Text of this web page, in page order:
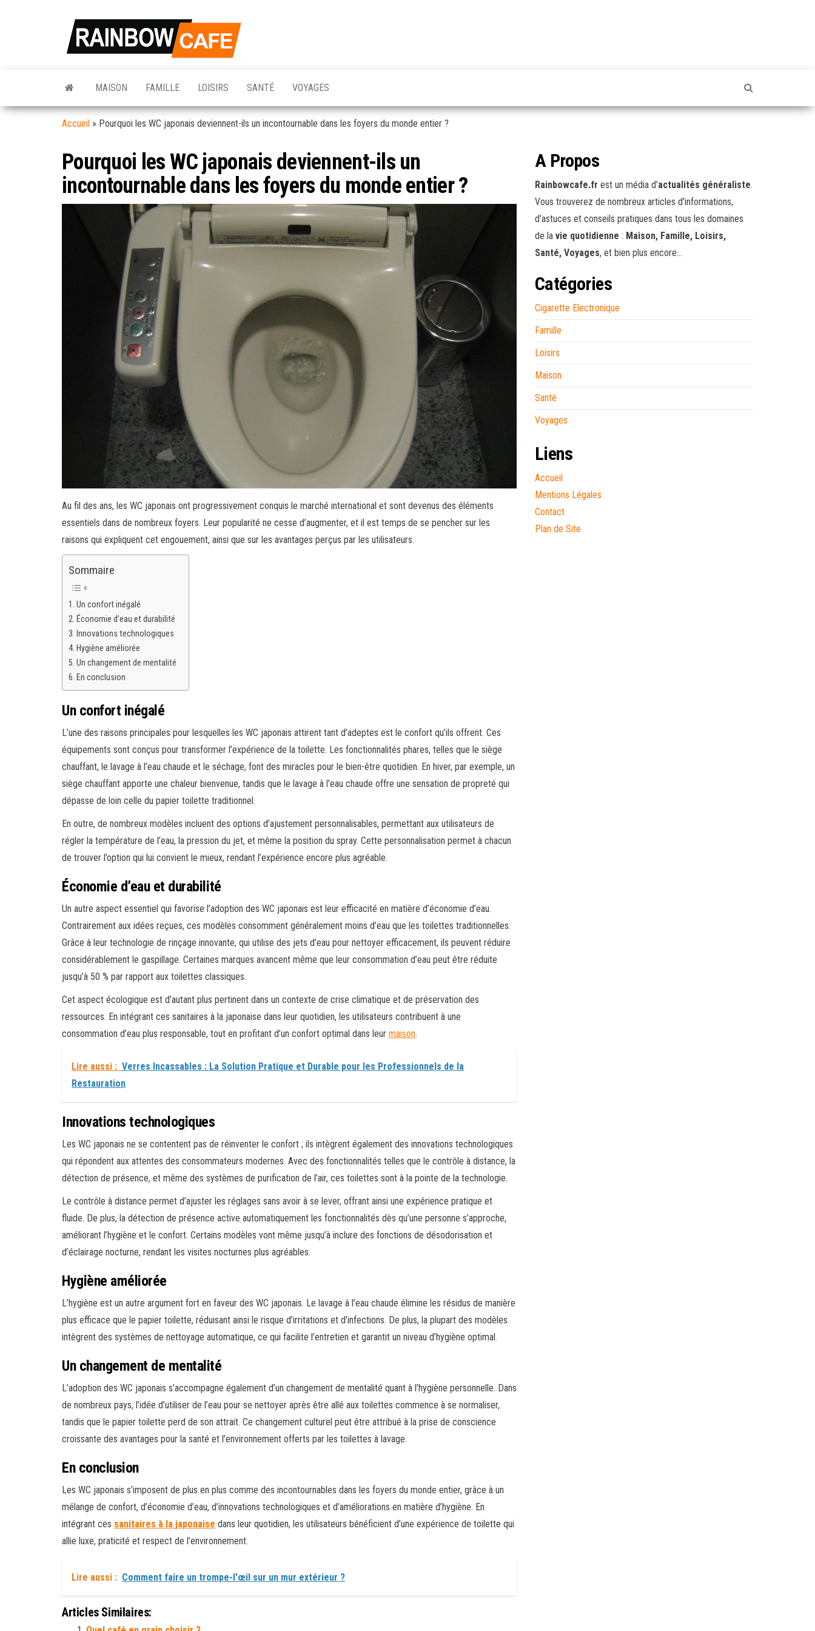
MAISON FAMILLE LOISIRS SANTÉ VOYAGES
Accueil » Pourquoi les WC japonais deviennent-ils un incontournable dans les foyers du monde entier ?
Pourquoi les WC japonais deviennent-ils un
incontournable dans les foyers du monde entier ?
Au fil des ans, les WC japonais ont progressivement conquis le marché international et sont devenus des éléments
essentiels dans de nombreux foyers. Leur popularité ne cesse d’augmenter, et il est temps de se pencher sur les
raisons qui expliquent cet engouement, ainsi que sur les avantages perçus par les utilisateurs.
Sommaire
Un confort inégalé
Économie d’eau et durabilité
Innovations technologiques
Hygiène améliorée
Un changement de mentalité
En conclusion
Un confort inégalé
L’une des raisons principales pour lesquelles les WC japonais attirent tant d’adeptes est le confort qu’ils offrent. Ces
équipements sont conçus pour transformer l’expérience de la toilette. Les fonctionnalités phares, telles que le siège
chauffant, le lavage à l’eau chaude et le séchage, font des miracles pour le bien-être quotidien. En hiver, par exemple, un
siège chauffant apporte une chaleur bienvenue, tandis que le lavage à l’eau chaude offre une sensation de propreté qui
dépasse de loin celle du papier toilette traditionnel.
En outre, de nombreux modèles incluent des options d’ajustement personnalisables, permettant aux utilisateurs de
régler la température de l’eau, la pression du jet, et même la position du spray. Cette personnalisation permet à chacun
de trouver l’option qui lui convient le mieux, rendant l’expérience encore plus agréable.
Économie d’eau et durabilité
Un autre aspect essentiel qui favorise l’adoption des WC japonais est leur efficacité en matière d’économie d’eau.
Contrairement aux idées reçues, ces modèles consomment généralement moins d’eau que les toilettes traditionnelles.
Grâce à leur technologie de rinçage innovante, qui utilise des jets d’eau pour nettoyer efficacement, ils peuvent réduire
considérablement le gaspillage. Certaines marques avancent même que leur consommation d’eau peut être réduite
jusqu’à 50 % par rapport aux toilettes classiques.
Cet aspect écologique est d’autant plus pertinent dans un contexte de crise climatique et de préservation des
ressources. En intégrant ces sanitaires à la japonaise dans leur quotidien, les utilisateurs contribuent à une
consommation d’eau plus responsable, tout en profitant d’un confort optimal dans leur maison.
Lire aussi : Verres Incassables : La Solution Pratique et Durable pour les Professionnels de la
Restauration
Innovations technologiques
Les WC japonais ne se contentent pas de réinventer le confort ; ils intègrent également des innovations technologiques
qui répondent aux attentes des consommateurs modernes. Avec des fonctionnalités telles que le contrôle à distance, la
détection de présence, et même des systèmes de purification de l’air, ces toilettes sont à la pointe de la technologie.
Le contrôle à distance permet d’ajuster les réglages sans avoir à se lever, offrant ainsi une expérience pratique et
fluide. De plus, la détection de présence active automatiquement les fonctionnalités dès qu’une personne s’approche,
améliorant l’hygiène et le confort. Certains modèles vont même jusqu’à inclure des fonctions de désodorisation et
d’éclairage nocturne, rendant les visites nocturnes plus agréables.
Hygiène améliorée
L’hygiène est un autre argument fort en faveur des WC japonais. Le lavage à l’eau chaude élimine les résidus de manière
plus efficace que le papier toilette, réduisant ainsi le risque d’irritations et d’infections. De plus, la plupart des modèles
intègrent des systèmes de nettoyage automatique, ce qui facilite l’entretien et garantit un niveau d’hygiène optimal.
Un changement de mentalité
L’adoption des WC japonais s’accompagne également d’un changement de mentalité quant à l’hygiène personnelle. Dans
de nombreux pays, l’idée d’utiliser de l’eau pour se nettoyer après être allé aux toilettes commence à se normaliser,
tandis que le papier toilette perd de son attrait. Ce changement culturel peut être attribué à la prise de conscience
croissante des avantages pour la santé et l’environnement offerts par les toilettes à lavage.
En conclusion
Les WC japonais s’imposent de plus en plus comme des incontournables dans les foyers du monde entier, grâce à un
mélange de confort, d’économie d’eau, d’innovations technologiques et d’améliorations en matière d’hygiène. En
intégrant ces sanitaires à la japonaise dans leur quotidien, les utilisateurs bénéficient d’une expérience de toilette qui
allie luxe, praticité et respect de l’environnement.
Lire aussi : Comment faire un trompe-l'œil sur un mur extérieur ?
Articles Similaires:
A Propos
Rainbowcafe.fr est un média d'actualités généraliste.
Vous trouverez de nombreux articles d'informations,
d'astuces et conseils pratiques dans tous les domaines
de la vie quotidienne : Maison, Famille, Loisirs,
Santé, Voyages, et bien plus encore...
Catégories
Cigarette Electronique
Famille
Loisirs
Maison
Santé
Voyages
Liens
Accueil
Mentions Légales
Contact
Plan de Site